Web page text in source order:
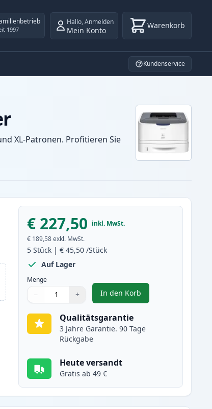
1997
Hallo,Anmelden
Mein Konto Warenkorb
Kundenservice
XL-Patronen. Profitieren Sie
€ 227,50 inkl. MwSt.
€ 189,58 exkl. MwSt.
5 Stück |€ 45,50 /Stück
Auf Lager
Menge
Menge
Verwenden Sie die Tasten, um anzupassen
− +
Menge 1
In den Korb
, 5 stück Canon 719
Qualitätsgarantie
3 Jahre Garantie. 90 Tage
Rückgabe
Heute versandt
Gratis ab 49 €